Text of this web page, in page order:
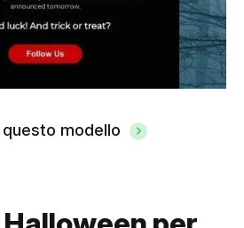
questo modello